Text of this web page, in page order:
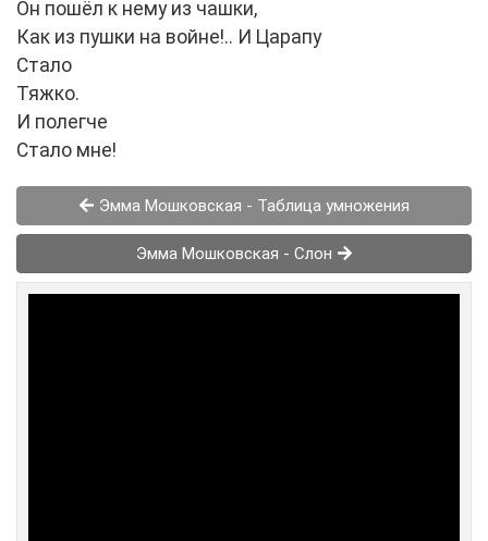
Он пошёл к нему из чашки,
Как из пушки на войне!.. И Царапу
Стало
Тяжко.
И полегче
Стало мне!
Эмма Мошковская - Таблица умножения
Эмма Мошковская - Слон